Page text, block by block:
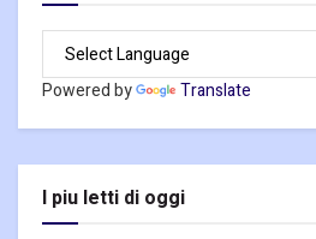
Powered by Translate
I piu letti di oggi